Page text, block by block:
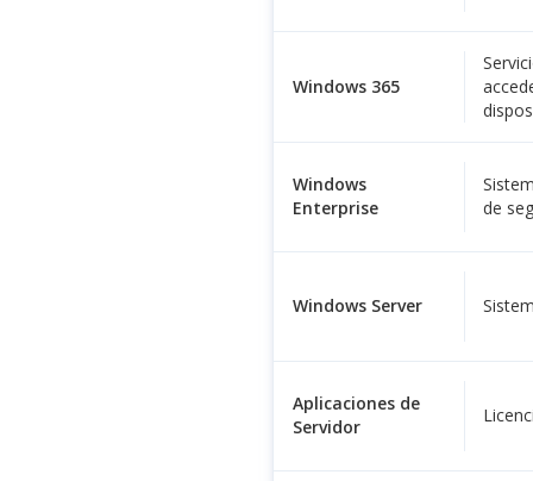
Windows 365
Windows
Enterprise
de
Windows Server
Aplicaciones de
Servidor